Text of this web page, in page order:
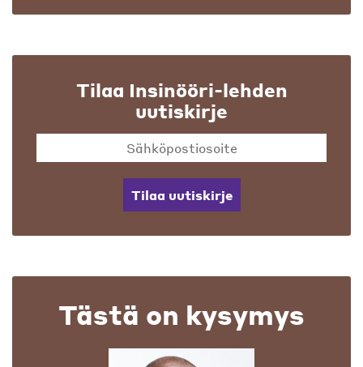
Tilaa Insinööri-lehden
uutiskirje
Tilaa uutiskirje
Tästä on kysymys